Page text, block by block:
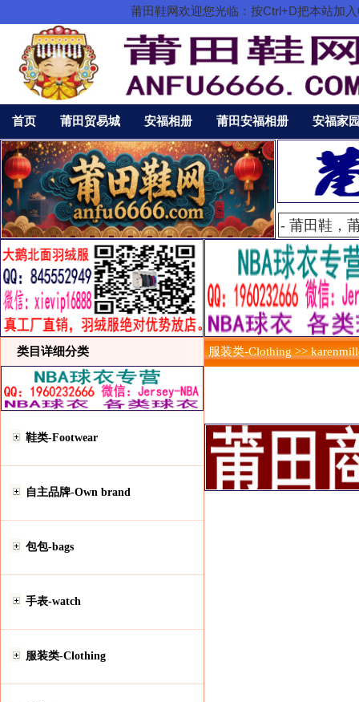
莆田鞋网欢迎您光临：按Ctrl+D把本站加
首页 莆田贸易城 安福相册 莆田安福相册 安福家
类目详细分类
鞋类-Footwear
自主品牌-Own brand
包包-bags
手表-watch
服装类-Clothing
服装类-Clothing >>